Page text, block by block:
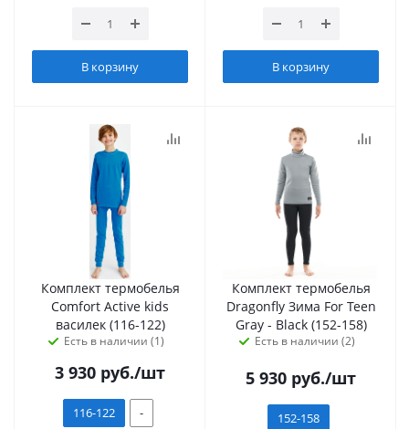
В корзину В корзину
Комплект термобелья
Сomfort Active kids
василек (116-122)
Есть в наличии (1)
3 930 руб./шт
116-122 -
Комплект термобелья
Dragonfly Зима For Teen
Gray - Black (152-158)
Есть в наличии (2)
5 930 руб./шт
152-158